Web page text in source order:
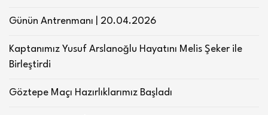
Günün Antrenmanı | 20.04.2026
Kaptanımız Yusuf Arslanoğlu Hayatını Melis Şeker ile
Birleştirdi
Göztepe Maçı Hazırlıklarımız Başladı